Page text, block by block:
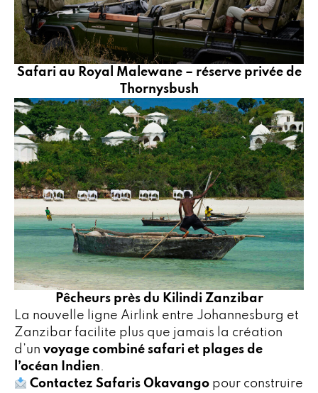
Safari au Royal Malewane – réserve privée de
Thornysbush
Pêcheurs près du Kilindi Zanzibar
La nouvelle ligne Airlink entre Johannesburg et
Zanzibar facilite plus que jamais la création
d’un voyage combiné safari et plages de
l’océan Indien.
Contactez Safaris Okavango pour construire